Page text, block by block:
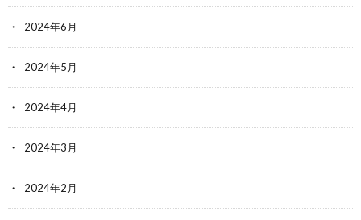
2024年6月
2024年5月
2024年4月
2024年3月
2024年2月